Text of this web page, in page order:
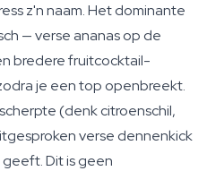
z'n naam. Het dominante
— verse ananas op de
bredere fruitcocktail-
je een top openbreekt.
(denk citroenschil,
verse dennenkick
Dit is geen